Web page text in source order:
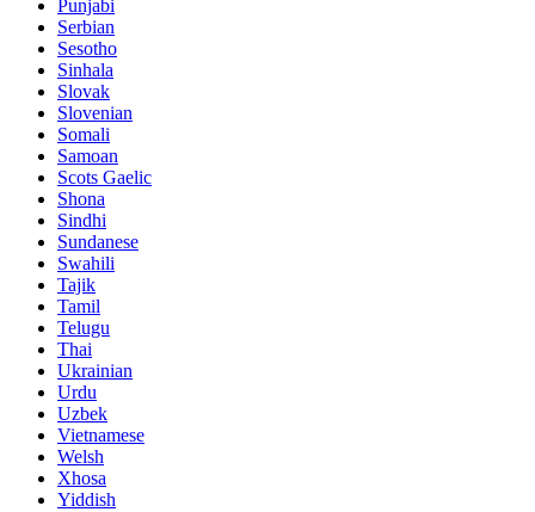
Punjabi
Serbian
Sesotho
Sinhala
Slovak
Slovenian
Somali
Samoan
Scots Gaelic
Shona
Sindhi
Sundanese
Swahili
Tajik
Tamil
Telugu
Thai
Ukrainian
Urdu
Uzbek
Vietnamese
Welsh
Xhosa
Yiddish